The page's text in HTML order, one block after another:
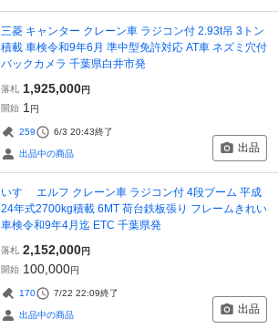
三菱 キャンター クレーン車 ラジコン付 2.93t吊 3トン
積載 車検令和9年6月 準中型免許対応 AT車 ネズミ穴付
バックカメラ 千葉県白井市発
落札 1,925,000円
開始 1 円
259 6/3 20:43終了
出品中の商品 出品
いすゞ エルフ クレーン車 ラジコン付 4段ブーム 平成
24年式2700kg積載 6MT 荷台鉄板張り フレームきれい
車検令和9年4月迄 ETC 千葉県発
落札 2,152,000円
開始 100,000円
170 7/22 22:09終了
出品中の商品 出品